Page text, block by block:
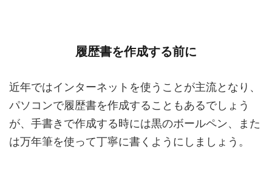
履歴書を作成する前に
近年ではインターネットを使うことが主流となり、
パソコンで履歴書を作成することもあるでしょう
が、手書きで作成する時には黒のボールペン、また
は万年筆を使って丁寧に書くようにしましょう。